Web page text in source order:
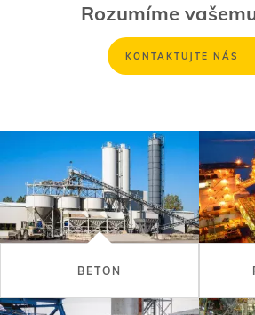
Rozumíme
KONTAKTUJTE NÁS
BETON